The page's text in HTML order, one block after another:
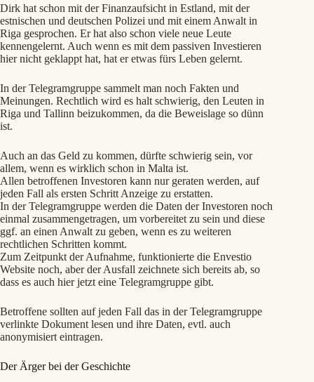
Dirk hat schon mit der Finanzaufsicht in Estland, mit der
estnischen und deutschen Polizei und mit einem Anwalt in
Riga gesprochen. Er hat also schon viele neue Leute
kennengelernt. Auch wenn es mit dem passiven Investieren
hier nicht geklappt hat, hat er etwas fürs Leben gelernt.
In der Telegramgruppe sammelt man noch Fakten und
Meinungen. Rechtlich wird es halt schwierig, den Leuten in
Riga und Tallinn beizukommen, da die Beweislage so dünn
ist.
Auch an das Geld zu kommen, dürfte schwierig sein, vor
allem, wenn es wirklich schon in Malta ist.
Allen betroffenen Investoren kann nur geraten werden, auf
jeden Fall als ersten Schritt Anzeige zu erstatten.
In der Telegramgruppe werden die Daten der Investoren noch
einmal zusammengetragen, um vorbereitet zu sein und diese
ggf. an einen Anwalt zu geben, wenn es zu weiteren
rechtlichen Schritten kommt.
Zum Zeitpunkt der Aufnahme, funktionierte die Envestio
Website noch, aber der Ausfall zeichnete sich bereits ab, so
dass es auch hier jetzt eine Telegramgruppe gibt.
Betroffene sollten auf jeden Fall das in der Telegramgruppe
verlinkte Dokument lesen und ihre Daten, evtl. auch
anonymisiert eintragen.
Der Ärger bei der Geschichte